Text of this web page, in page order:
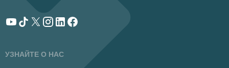
УЗНАЙТЕ О НАС